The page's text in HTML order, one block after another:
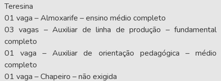
Teresina
01 vaga – Almoxarife – ensino médio completo
03 vagas – Auxiliar de linha de produção – fundamental
completo
01 vaga – Auxiliar de orientação pedagógica – médio
completo
01 vaga – Chapeiro – não exigida